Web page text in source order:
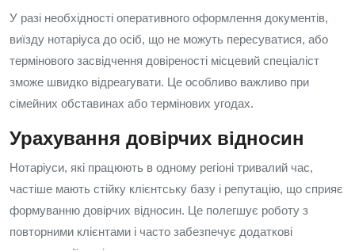
У разі необхідності оперативного оформлення документів,
виїзду нотаріуса до осіб, що не можуть пересуватися, або
термінового засвідчення довіреності місцевий спеціаліст
зможе швидко відреагувати. Це особливо важливо при
сімейних обставинах або термінових угодах.
Урахування довірчих відносин
Нотаріуси, які працюють в одному регіоні тривалий час,
частіше мають стійку клієнтську базу і репутацію, що сприяє
формуванню довірчих відносин. Це полегшує роботу з
повторними клієнтами і часто забезпечує додаткові